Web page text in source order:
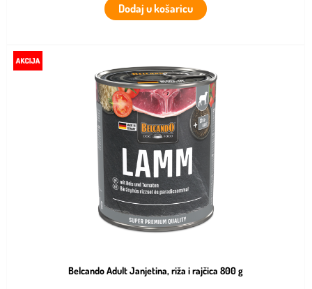
Dodaj u košaricu
Belcando Adult Janjetina, riža i rajčica 800 g